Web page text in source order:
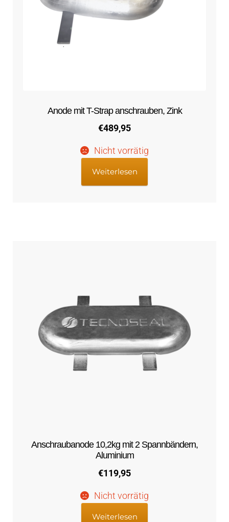
Anode mit T-Strap anschrauben, Zink
€489,95
Nicht vorrätig
Weiterlesen
Anschraubanode 10,2kg mit 2 Spannbändern,
Aluminium
€119,95
Nicht vorrätig
Weiterlesen